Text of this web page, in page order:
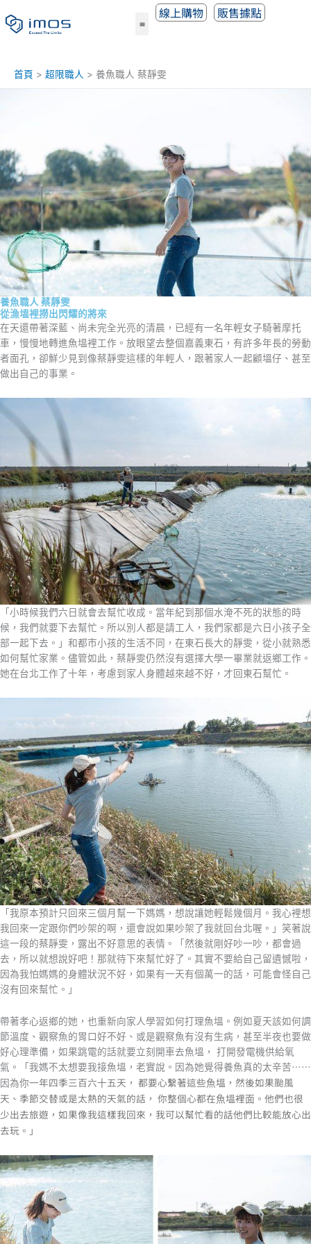
至
線上購物 販售據點
首頁 超限職人 養魚職⼈ 蔡靜雯
養魚職⼈ 蔡靜雯
從漁塭裡撈出閃耀的將來
在天還帶著深藍、尚未完全光亮的清晨，已經有⼀名年輕女⼦騎著摩托
車，慢慢地轉進⿂塭裡⼯作。放眼望去整個嘉義東石，有許多年長的勞動
者⾯孔，卻鮮少⾒到像蔡靜雯這樣的年輕⼈，跟著家⼈⼀起顧塭仔、甚⾄
做出⾃己的事業。
「⼩時候我們六⽇就會去幫忙收成。當年紀到那個⽔淹不死的狀態的時
候，我們就要下去幫忙。所以別⼈都是請⼯⼈，我們家都是六⽇⼩孩⼦全
部⼀起下去。」和都市⼩孩的⽣活不同，在東石長⼤的靜雯，從⼩就熟悉
如何幫忙家業。儘管如此，蔡靜雯仍然沒有選擇⼤學⼀畢業就返鄉⼯作。
她在台北⼯作了⼗年，考慮到家⼈⾝體越來越不好，才回東⽯幫忙。
「我原本預計只回來三個⽉幫⼀下媽媽，想說讓她輕鬆幾個⽉。我⼼裡想
我回來⼀定跟你們吵架的啊，還會說如果吵架了我就回台北喔。」笑著說
這⼀段的蔡靜雯，露出不好意思的表情。「然後就剛好吵⼀吵，都會過
去，所以就想說好吧！那就待下來幫忙好了。其實不要給⾃⼰留遺憾啦，
因為我怕媽媽的⾝體狀況不好，如果有⼀天有個萬⼀的話，可能會怪⾃⼰
沒有回來幫忙。」
帶著孝⼼返鄉的她，也重新向家⼈學習如何打理⿂塭。例如夏天該如何調
節溫度、觀察⿂的胃⼝好不好、或是觀察⿂有沒有⽣病，甚⾄半夜也要做
好⼼理準備，如果跳電的話就要立刻開⾞去⿂塭， 打開發電機供給氧
氣。「我媽不太想要我接⿂塭，老實說。因為她覺得養⿂真的太辛苦⋯⋯
因為你⼀年四季三百六⼗五天， 都要⼼繫著這些⿂塭，然後如果颱風
天、季節交替或是太熱的天氣的話， 你整個⼼都在⿂塭裡⾯。他們也很
少出去旅遊，如果像我這樣我回來，我可以幫忙看的話他們比較能放⼼出
去玩。」